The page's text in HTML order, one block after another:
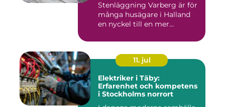
Stenläggning Varberg är för
många husägare i Halland
en nyckel till en mer...
11. jul
Elektriker i Täby:
Erfarenhet och kompetens
i Stockholms norrort